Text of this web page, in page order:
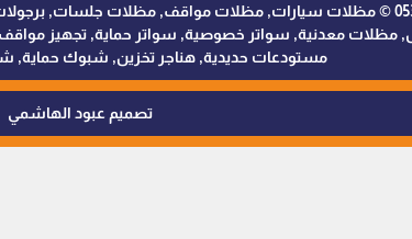
ظلال التميز للمظلات والسواتر - 0538402607 © مظلات سيارات, مظلات
معدنية, سواتر خصوصية, سواتر حماية, تجهيز مواقف
مستودعات حديدية, هناجر تخزين, شبوك حماية,
تصميم عبود الهاشمي